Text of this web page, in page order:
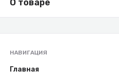
О товаре
НАВИГАЦИЯ
Главная